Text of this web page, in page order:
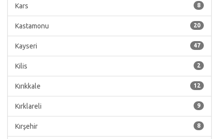
8
Kars
20
Kastamonu
47
Kayseri
2
Kilis
12
Kırıkkale
9
Kırklareli
8
Kırşehir